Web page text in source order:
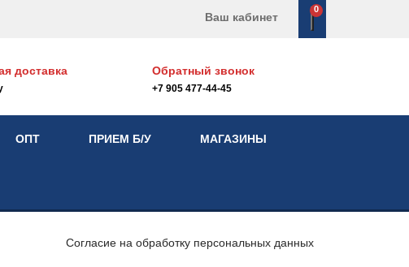
Ваш кабинет
0
доставка Обратный звонок
+7 905 477-44-45
ОПТ ПРИЕМ Б/У МАГАЗИНЫ
Согласие на обработку персональных данных